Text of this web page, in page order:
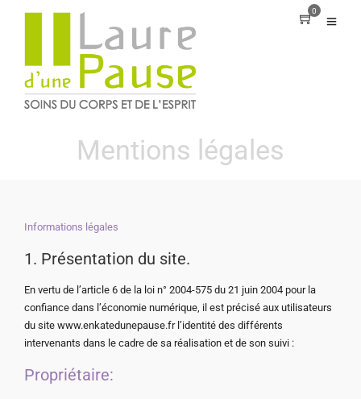
0
Mentions légales
Informations légales
1. Présentation du site.
En vertu de l’article 6 de la loi n° 2004-575 du 21 juin 2004 pour la
confiance dans l’économie numérique, il est précisé aux utilisateurs
du site www.enkatedunepause.fr l’identité des différents
intervenants dans le cadre de sa réalisation et de son suivi :
Propriétaire: